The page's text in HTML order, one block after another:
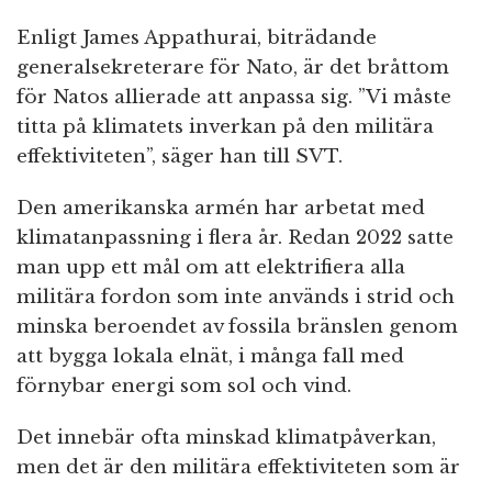
Enligt James Appathurai, biträdande
generalsekreterare för Nato, är det bråttom
för Natos allierade att anpassa sig. ”Vi måste
titta på klimatets inverkan på den militära
effektiviteten”, säger han till SVT.
Den amerikanska armén har arbetat med
klimatanpassning i flera år. Redan 2022 satte
man upp ett mål om att elektrifiera alla
militära fordon som inte används i strid och
minska beroendet av fossila bränslen genom
att bygga lokala elnät, i många fall med
förnybar energi som sol och vind.
Det innebär ofta minskad klimatpåverkan,
men det är den militära effektiviteten som är